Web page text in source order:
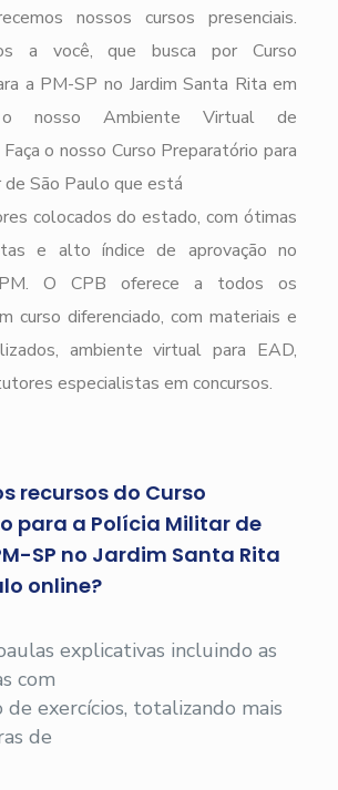
nossos cursos presenciais.
a você, que busca por Curso
a PM-SP no Jardim Santa Rita em
nosso Ambiente Virtual de
o nosso Curso Preparatório para
São Paulo que está
colocados do estado, com ótimas
e alto índice de aprovação no
O CPB oferece a todos os
curso diferenciado, com materiais e
ambiente virtual para EAD,
especialistas em concursos.
recursos do Curso
para a Polícia Militar de
SP no Jardim Santa Rita
online?
explicativas incluindo as
com
de exercícios, totalizando mais
de